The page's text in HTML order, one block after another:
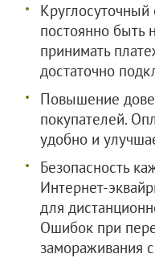
постоянно быть
принимать
достаточно
Повышение
покупателей.
удобно и
Безопасность
Интернет-
для
Ошибок при
замораживания